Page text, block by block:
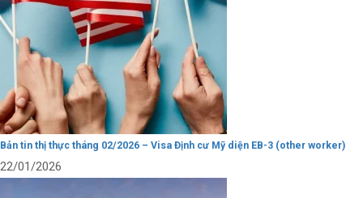
Bản tin thị thực tháng 02/2026 – Visa Định cư Mỹ diện EB-3 (other worker)
22/01/2026